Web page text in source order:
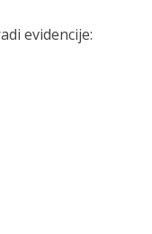
evidencije: